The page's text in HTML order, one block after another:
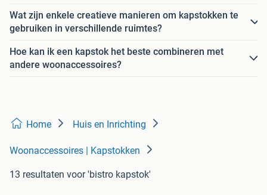
Wat zijn enkele creatieve manieren om kapstokken te
gebruiken in verschillende ruimtes?
Hoe kan ik een kapstok het beste combineren met
andere woonaccessoires?
Home Huis en Inrichting
Woonaccessoires | Kapstokken
13 resultaten voor 'bistro kapstok'